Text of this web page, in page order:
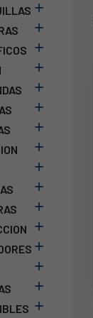















